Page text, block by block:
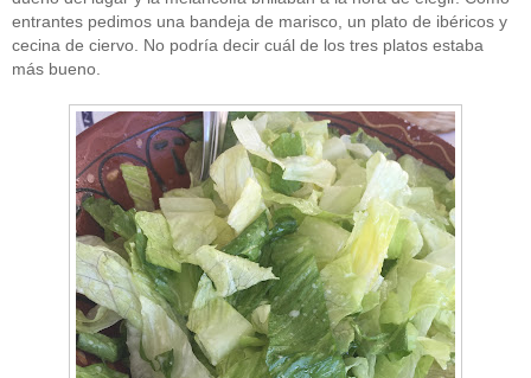
entrantes pedimos una bandeja de marisco, un plato de ibéricos y
cecina de ciervo. No podría decir cuál de los tres platos estaba
más bueno.